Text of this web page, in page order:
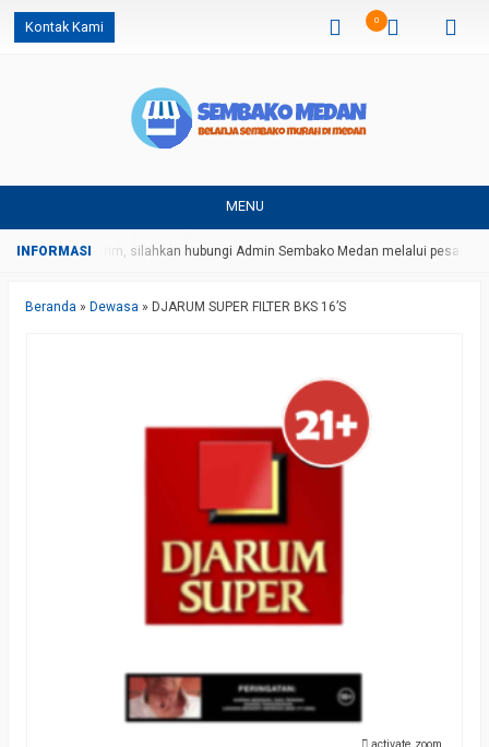
Kontak Kami 0
MENU
dan ongkos kirim, silahkan hubungi Admin Sembako Medan melalui pesan
Beranda » Dewasa » DJARUM SUPER FILTER BKS 16’S